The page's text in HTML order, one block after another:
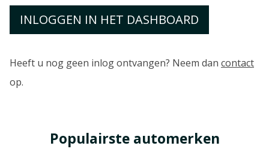
INLOGGEN IN HET DASHBOARD
Heeft u nog geen inlog ontvangen? Neem dan contact
op.
Populairste automerken